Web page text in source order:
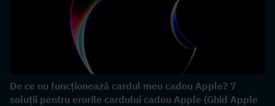
De ce nu funcționează cardul meu cadou Apple? 7
soluții pentru erorile cardului cadou Apple (Ghid Apple